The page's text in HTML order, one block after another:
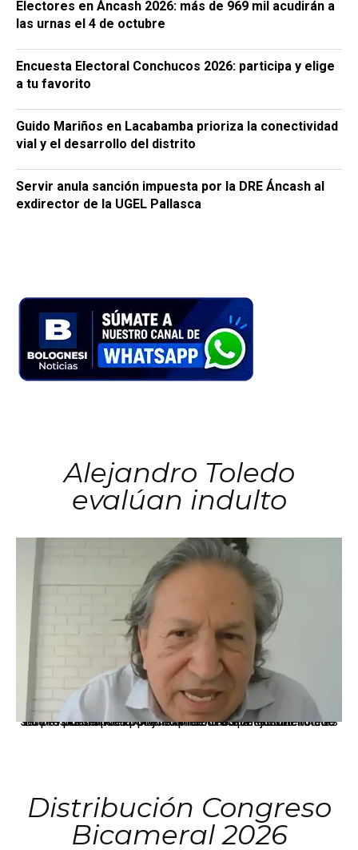
Electores en Áncash 2026: más de 969 mil acudirán a
las urnas el 4 de octubre
Encuesta Electoral Conchucos 2026: participa y elige
a tu favorito
Guido Mariños en Lacabamba prioriza la conectividad
vial y el desarrollo del distrito
Servir anula sanción impuesta por la DRE Áncash al
exdirector de la UGEL Pallasca
Alejandro Toledo
evalúan indulto
La presidenta Keiko Fujimori informó que la solicitud de indulto presentada por el expresidente Alejandro Toledo será evaluada por la Comisión de Gracias Presidenciales conforme al procedimiento establecido.
Distribución Congreso
Bicameral 2026